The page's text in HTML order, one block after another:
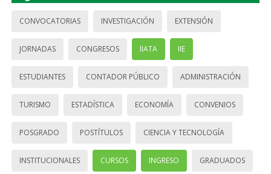
CONVOCATORIAS INVESTIGACIÓN EXTENSIÓN
JORNADAS CONGRESOS IIATA IIE
ESTUDIANTES CONTADOR PÚBLICO ADMINISTRACIÓN
TURISMO ESTADÍSTICA ECONOMÍA CONVENIOS
POSGRADO POSTÍTULOS CIENCIA Y TECNOLOGÍA
INSTITUCIONALES CURSOS INGRESO GRADUADOS